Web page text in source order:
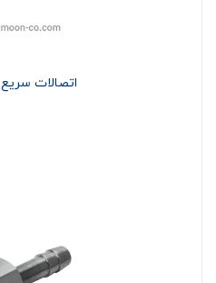
اتصالات سریع CK فستو